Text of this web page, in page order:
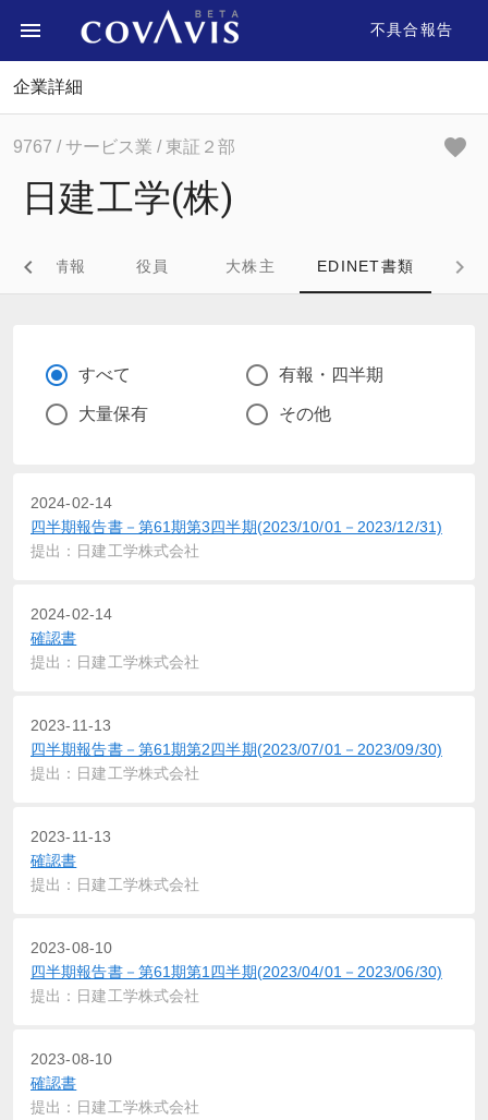
不具合報告
企業詳細
9767 / サービス業 / 東証２部
日建工学(株)
企業情報 役員 大株主 EDINET書類
すべて 有報・四半期
大量保有 その他
2024-02-14
四半期報告書－第61期第3四半期(2023/10/01－2023/12/31)
提出：日建工学株式会社
2024-02-14
確認書
提出：日建工学株式会社
2023-11-13
四半期報告書－第61期第2四半期(2023/07/01－2023/09/30)
提出：日建工学株式会社
2023-11-13
確認書
提出：日建工学株式会社
2023-08-10
四半期報告書－第61期第1四半期(2023/04/01－2023/06/30)
提出：日建工学株式会社
2023-08-10
確認書
提出：日建工学株式会社